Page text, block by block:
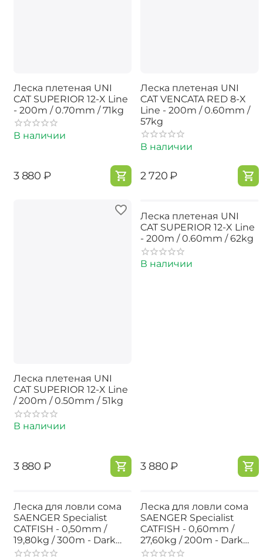
Леска плетеная UNI
CAT SUPERIOR 12-X Line
- 200m / 0.70mm / 71kg
В наличии
‍3 880‍ ₽
Леска плетеная UNI
CAT VENCATA RED 8-X
Line - 200m / 0.60mm /
57kg
В наличии
‍2 720‍₽
Леска плетеная UNI
CAT SUPERIOR 12-X Line
/ 200m / 0.50mm / 51kg
В наличии
‍3 880‍ ₽
Леска плетеная UNI
CAT SUPERIOR 12-X Line
- 200m / 0.60mm / 62kg
В наличии
‍3 880‍₽
Леска для ловли сома
SAENGER Specialist
CATFISH - 0,50mm /
19,80kg / 300m - Dark
Brown
Леска для ловли сома
SAENGER Specialist
CATFISH - 0,60mm /
27,60kg / 200m - Dark
Brown